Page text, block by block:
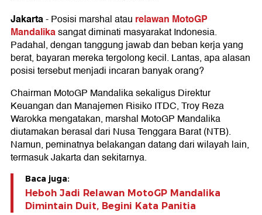
Jakarta-Posisi marshal atau relawan MotoGP
Mandalikasangat diminati masyarakat Indonesia.
Padahal, dengan tanggung jawab dan beban kerja yang
berat, bayaran mereka tergolong kecil. Lantas, apa alasan
posisi tersebut menjadi incaran banyak orang?
Chairman MotoGP Mandalika sekaligus Direktur
Keuangan dan Manajemen Risiko ITDC, Troy Reza
Warokka mengatakan, marshal MotoGP Mandalika
diutamakan berasal dari Nusa Tenggara Barat (NTB).
Namun, peminatnya belakangan datang dari wilayah lain,
termasuk Jakarta dan sekitarnya.
Baca juga:
Heboh Jadi Relawan MotoGP Mandalika
Dimintain Duit, Begini Kata Panitia